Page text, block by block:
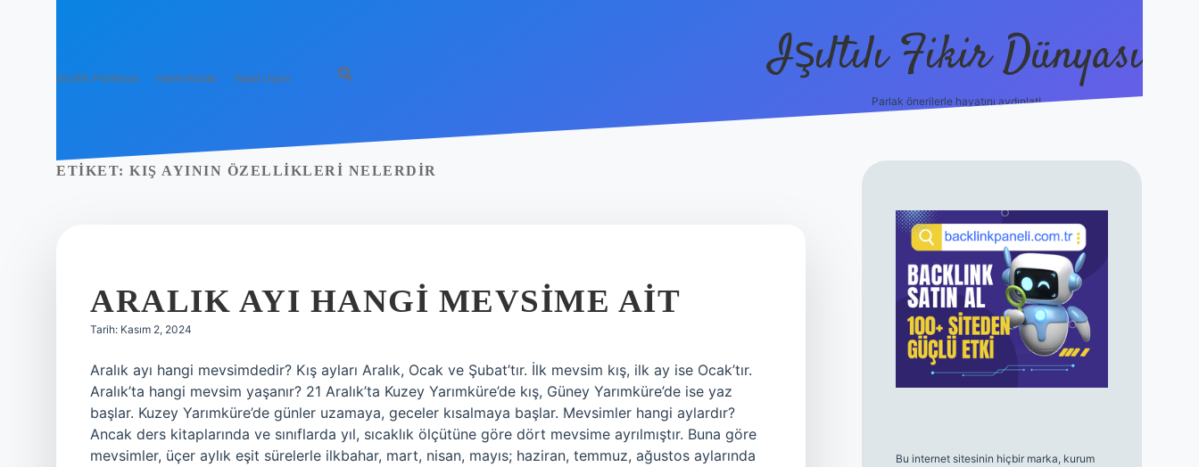
Gizlilik Politikası Hakkımızda Yasal Uyarı Işıltılı Fikir Dünyası
Parlak önerilerle hayatını aydınlat!
ETIKET: KIŞ AYININ ÖZELLIKLERI NELERDIR
ARALIK AYI HANGI MEVSIME AIT
Tarih: Kasım 2, 2024
Aralık ayı hangi mevsimdedir? Kış ayları Aralık, Ocak ve Şubat’tır. İlk mevsim kış, ilk ay ise Ocak’tır.
Aralık’ta hangi mevsim yaşanır? 21 Aralık’ta Kuzey Yarımküre’de kış, Güney Yarımküre’de ise yaz
başlar. Kuzey Yarımküre’de günler uzamaya, geceler kısalmaya başlar. Mevsimler hangi aylardır?
Ancak ders kitaplarında ve sınıflarda yıl, sıcaklık ölçütüne göre dört mevsime ayrılmıştır. Buna göre
mevsimler, üçer aylık eşit sürelerle ilkbahar, mart, nisan, mayıs; haziran, temmuz, ağustos aylarında
SIDEBAR
Bu internet sitesinin hiçbir marka, kurum
ilbet canlı